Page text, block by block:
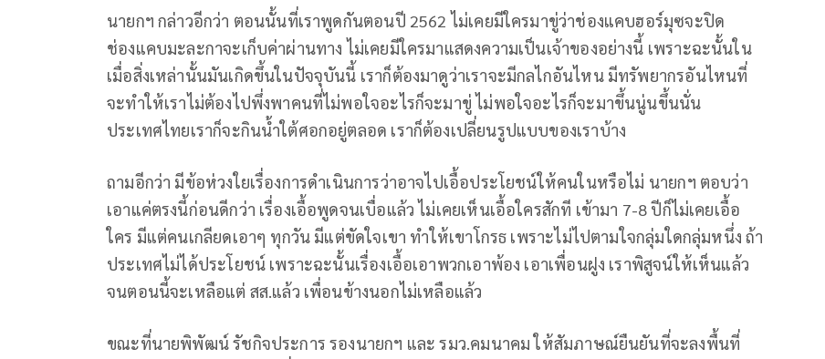
นายกฯ กล่าวอีกว่า ตอนนั้นที่เราพูดกันตอนปี 2562 ไม่เคยมีใครมาขู่ว่าช่องแคบฮอร์มุซจะปิด
ช่องแคบมะละกาจะเก็บค่าผ่านทาง ไม่เคยมีใครมาแสดงความเป็นเจ้าของอย่างนี้ เพราะฉะนั้นใน
เมื่อสิ่งเหล่านั้นมันเกิดขึ้นในปัจจุบันนี้ เราก็ต้องมาดูว่าเราจะมีกลไกอันไหน มีทรัพยากรอันไหนที่
จะทําให้เราไม่ต้องไปพึ่งพาคนที่ไม่พอใจอะไรก็จะมาขู่ ไม่พอใจอะไรก็จะมาขึ้นนู่นขึ้นนั่น
ประเทศไทยเราก็จะกินน้ำใต้ศอกอยู่ตลอด เราก็ต้องเปลี่ยนรูปแบบของเราบ้าง
ถามอีกว่า มีข้อห่วงใยเรื่องการดําเนินการว่าอาจไปเอื้อประโยชน์ให้คนในหรือไม่ นายกฯ ตอบว่า
เอาแค่ตรงนี้ก่อนดีกว่า เรื่องเอื้อพูดจนเบื่อแล้ว ไม่เคยเห็นเอื้อใครสักที เข้ามา 7-8 ปีก็ไม่เคยเอื้อ
ใคร มีแต่คนเกลียดเอาๆ ทุกวัน มีแต่ขัดใจเขา ทําให้เขาโกรธ เพราะไม่ไปตามใจกลุ่มใดกลุ่มหนึ่ง ถ้า
ประเทศไม่ได้ประโยชน์ เพราะฉะนั้นเรื่องเอื้อเอาพวกเอาพ้อง เอาเพื่อนฝูง เราพิสูจน์ให้เห็นแล้ว
จนตอนนี้จะเหลือแต่ สส.แล้ว เพื่อนข้างนอกไม่เหลือแล้ว
ขณะที่นายพิพัฒน์ รัชกิจประการ รองนายกฯ และ รมว.คมนาคม ให้สัมภาษณ์ยืนยันที่จะลงพื้นที่